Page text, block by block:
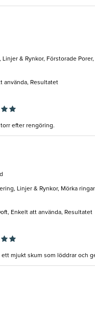
Linjer & Rynkor, Förstorade
använda, Resultatet
efter rengöring.
Linjer & Rynkor, Mörka
Enkelt att använda, Resultatet
mjukt skum som löddrar och